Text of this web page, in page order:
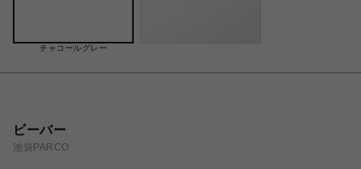
チャコールグレー
ビーバー
池袋PARCO